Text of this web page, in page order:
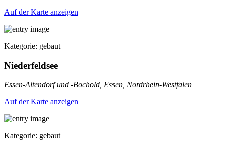
Auf der Karte anzeigen
Kategorie: gebaut
Niederfeldsee
Essen-Altendorf und -Bochold, Essen, Nordrhein-Westfalen
Auf der Karte anzeigen
Kategorie: gebaut